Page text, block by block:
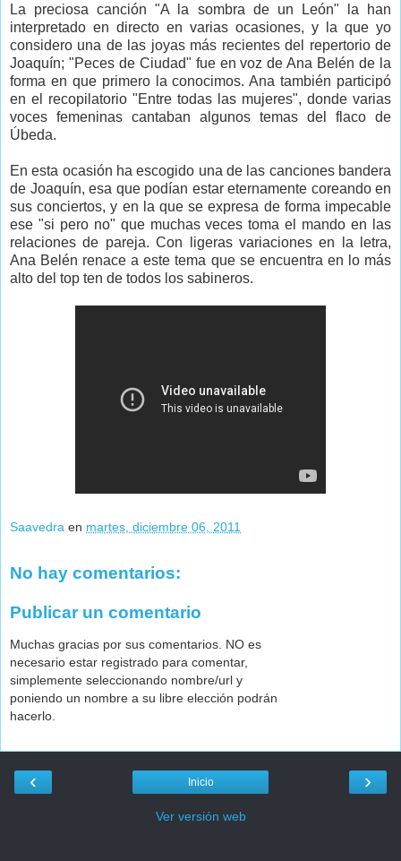
La preciosa canción "A la sombra de un León" la han
interpretado en directo en varias ocasiones, y la que yo
considero una de las joyas más recientes del repertorio de
Joaquín; "Peces de Ciudad" fue en voz de Ana Belén de la
forma en que primero la conocimos. Ana también participó
en el recopilatorio "Entre todas las mujeres", donde varias
voces femeninas cantaban algunos temas del flaco de
Úbeda.
En esta ocasión ha escogido una de las canciones bandera
de Joaquín, esa que podían estar eternamente coreando en
sus conciertos, y en la que se expresa de forma impecable
ese "si pero no" que muchas veces toma el mando en las
relaciones de pareja. Con ligeras variaciones en la letra,
Ana Belén renace a este tema que se encuentra en lo más
alto del top ten de todos los sabineros.
Saavedra en martes, diciembre 06, 2011
No hay comentarios:
Publicar un comentario
Muchas gracias por sus comentarios. NO es
necesario estar registrado para comentar,
simplemente seleccionando nombre/url y
poniendo un nombre a su libre elección podrán
hacerlo.
‹ ›
Inicio
Ver versión web